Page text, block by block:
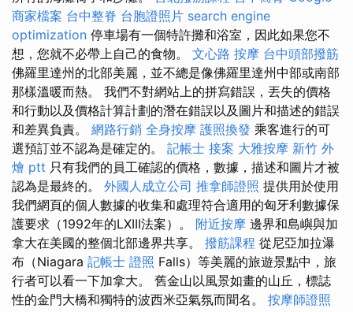
商家檔案 台中整脊 台胞證照片 search engine
optimization 停車場有一個特許攤和浴室，因此如果您不
想，您就不必帶上自己的食物。 文心路 按摩 台中頭部撥筋
佛羅里達州的北部美麗，並不總是像佛羅里達州中部或南部
那樣溫暖而熱。 我們不對網站上的拼寫錯誤，丟失的價格
和行動以及價格計算計劃的潛在錯誤以及圖片和描述的錯誤
和差異負責。 網路行銷 全身按摩 護照換發 乘客進行的可
選預訂並不認為是確定的。 記帳士 接案 大雅按摩 新竹 外
燴 ptt 只有我們的員工確認的價格，數據，描述和圖片才被
認為是最終的。 外國人成立公司 推拿師證照 提供用於使用
我們網頁的個人數據的收集和處理符合適用的匈牙利數據保
護要求（1992年的LXIII法案）。 附近按摩 邊界和島嶼與加
拿大在美國的整個北部邊界共享。 撥筋課程 從尼亞加拉瀑
布（Niagara 記帳士 證照 Falls）等美麗的旅遊景點中，旅
行者可以看一下加拿大。 舊金山以風景如畫的山丘，標誌
性的金門大橋和獨特的波西米亞氣氛而聞名。 按摩師證照